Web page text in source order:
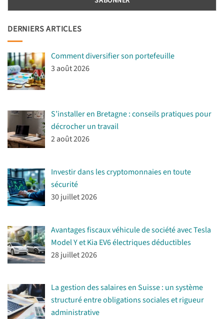
DERNIERS ARTICLES
Comment diversifier son portefeuille
3 août 2026
S’installer en Bretagne : conseils pratiques pour
décrocher un travail
2 août 2026
Investir dans les cryptomonnaies en toute
sécurité
30 juillet 2026
Avantages fiscaux véhicule de société avec Tesla
Model Y et Kia EV6 électriques déductibles
28 juillet 2026
La gestion des salaires en Suisse : un système
structuré entre obligations sociales et rigueur
administrative